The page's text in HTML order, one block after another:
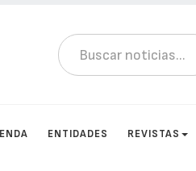
ENTIDADES REVISTAS